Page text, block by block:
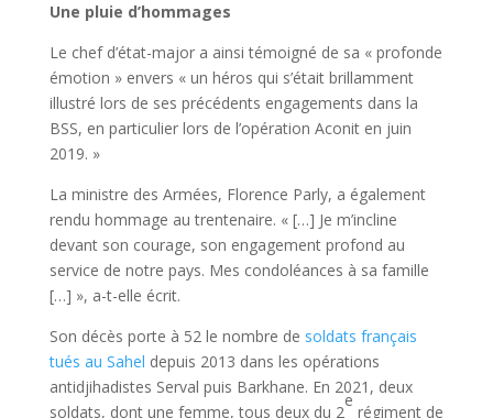
Une pluie d’hommages
Le chef d’état-major a ainsi témoigné de sa « profonde
émotion » envers « un héros qui s’était brillamment
illustré lors de ses précédents engagements dans la
BSS, en particulier lors de l’opération Aconit en juin
2019. »
La ministre des Armées, Florence Parly, a également
rendu hommage au trentenaire. « […] Je m’incline
devant son courage, son engagement profond au
service de notre pays. Mes condoléances à sa famille
[…] », a-t-elle écrit.
Son décès porte à 52 le nombre de soldats français
tués au Sahel depuis 2013 dans les opérations
antidjihadistes Serval puis Barkhane. En 2021, deux
soldats, dont une femme, tous deux du 2
e
régiment de